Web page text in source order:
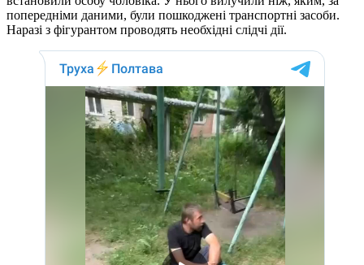
попередніми даними, були пошкоджені транспортні засоби.
Наразі з фігурантом проводять необхідні слідчі дії.